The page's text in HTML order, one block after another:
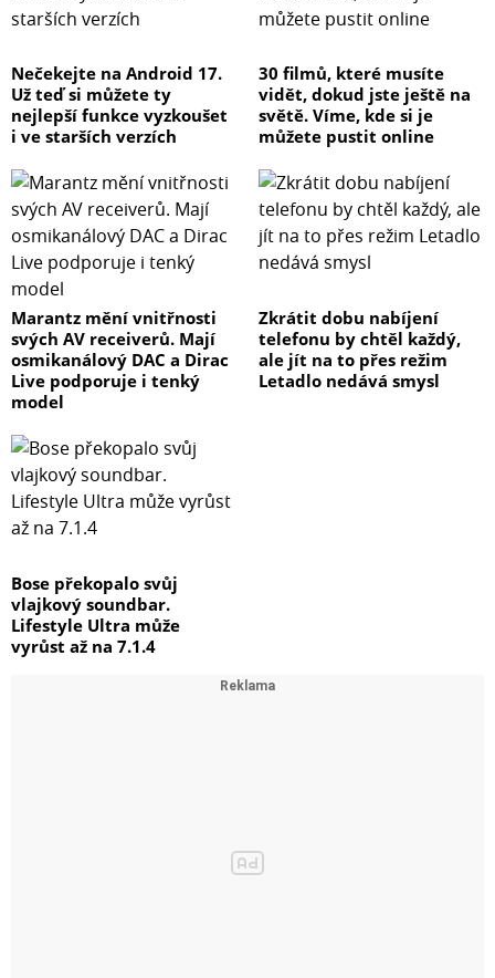
Nečekejte na Android 17.
Už teď si můžete ty
nejlepší funkce vyzkoušet
i ve starších verzích
30 filmů, které musíte
vidět, dokud jste ještě na
světě. Víme, kde si je
můžete pustit online
Marantz mění vnitřnosti
svých AV receiverů. Mají
osmikanálový DAC a Dirac
Live podporuje i tenký
model
Zkrátit dobu nabíjení
telefonu by chtěl každý,
ale jít na to přes režim
Letadlo nedává smysl
Bose překopalo svůj
vlajkový soundbar.
Lifestyle Ultra může
vyrůst až na 7.1.4